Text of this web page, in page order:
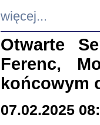
więcej...
Otwarte
Ferenc,
końcowym
07.02.2025